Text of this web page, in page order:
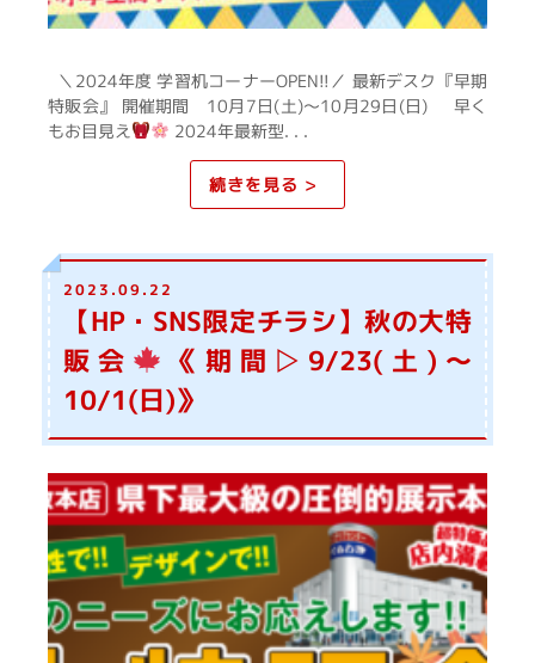
＼2024年度 学習机コーナーOPEN!!／ 最新デスク『早期
特販会』 開催期間 10月7日(土)～10月29日(日) 早く
もお目見え
2024年最新型. . .
続きを見る >
2023.09.22
【HP・SNS限定チラシ】秋の大特
販会
《期間▷9/23(土)～
10/1(日)》